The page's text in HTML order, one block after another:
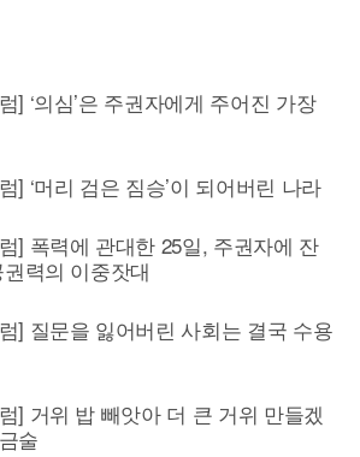
] ‘의심’은 주권자에게 주어진 가장
] ‘머리 검은 짐승’이 되어버린 나라
] 폭력에 관대한 25일, 주권자에 잔
력의 이중잣대
] 질문을 잃어버린 사회는 결국 수용
] 거위 밥 빼앗아 더 큰 거위 만들겠
술